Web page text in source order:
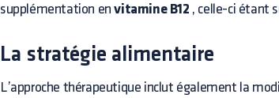
supplémentation envitamine B12 , celle-ci étant
La stratégie alimentaire
L’approche thérapeutique inclut également la